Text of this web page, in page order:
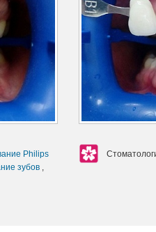
Philips
зубов ,